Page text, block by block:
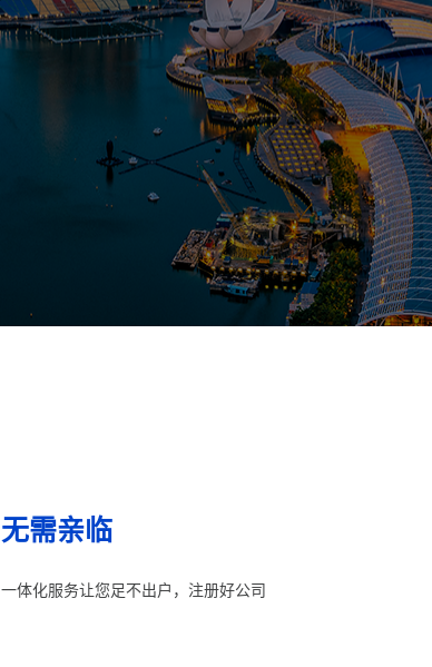
无需亲临
一体化服务让您足不出户，注册好公司